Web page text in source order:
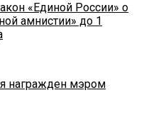
«Единой России» о
амнистии» до 1
награжден мэром